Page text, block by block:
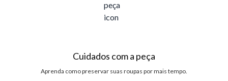
Cuidados com a peça
Aprenda como preservar suas roupas por mais tempo.